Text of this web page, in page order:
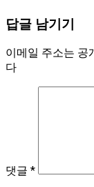
답글 남기기
이메일 주소는 공
다
댓글 *